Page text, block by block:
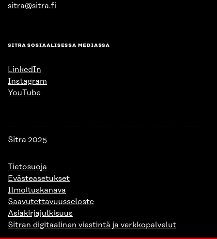
sitra@sitra.fi
SITRA SOSIAALISESSA MEDIASSA
LinkedIn
Instagram
YouTube
Sitra 2025
Tietosuoja
Evästeasetukset
Ilmoituskanava
Saavutettavuusseloste
Asiakirjajulkisuus
Sitran digitaalinen viestintä ja verkkopalvelut